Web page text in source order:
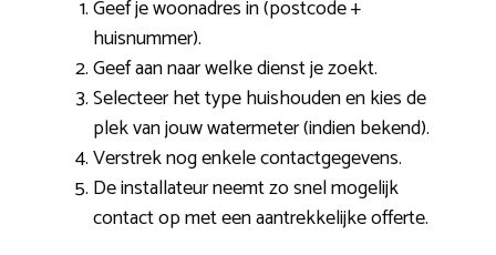
Geef je woonadres in (postcode +
huisnummer).
Geef aan naar welke dienst je zoekt.
Selecteer het type huishouden en kies de
plek van jouw watermeter (indien bekend).
Verstrek nog enkele contactgegevens.
De installateur neemt zo snel mogelijk
contact op met een aantrekkelijke offerte.